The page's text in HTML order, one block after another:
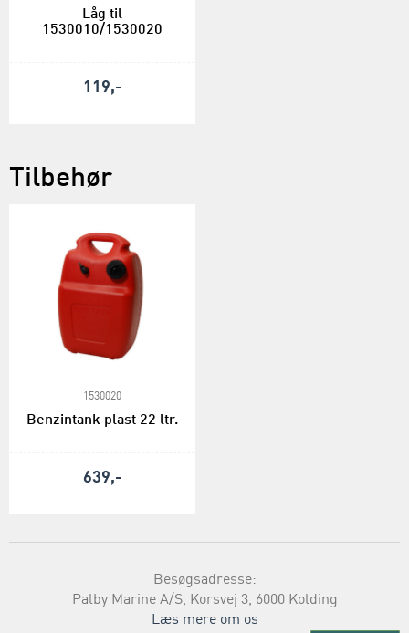
Låg til
1530010/1530020
119,-
Tilbehør
1530020
Benzintank plast 22 ltr.
639,-
Besøgsadresse:
Palby Marine A/S, Korsvej 3, 6000 Kolding
Læs mere om os